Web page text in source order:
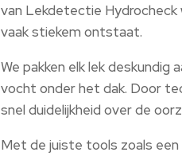
van Lekdetectie Hydrocheck
vaak stiekem ontstaat.​
We pakken elk lek
vocht onder het dak.​ Door
snel duidelijkheid over de
Met de juiste tools zoals